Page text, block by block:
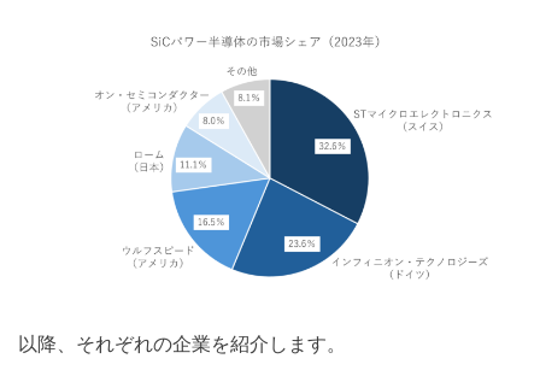
以降、それぞれの企業を紹介します。